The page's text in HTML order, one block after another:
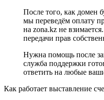
После того, как домен
мы переведём оплату
на zona.kz не
передачи прав
Нужна помощь после
служба поддержки
ответить на любые
Как работает выставление